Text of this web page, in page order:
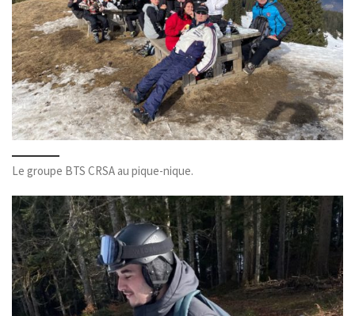
Le groupe BTS CRSA au pique-nique.